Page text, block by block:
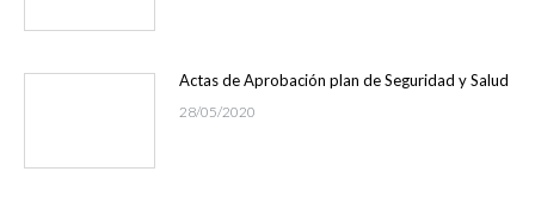
Actas de Aprobación plan de Seguridad y Salud
28/05/2020